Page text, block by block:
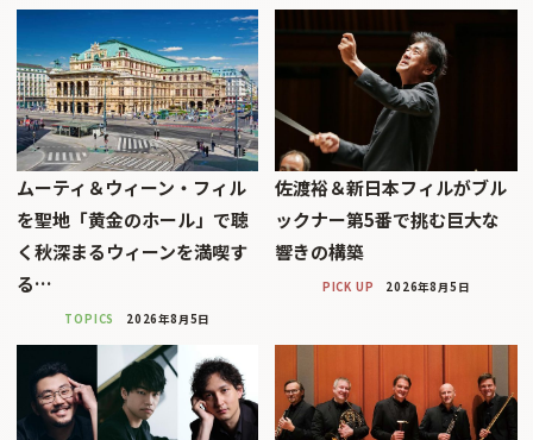
ムーティ＆ウィーン・フィル
を聖地「黄金のホール」で聴
く秋深まるウィーンを満喫す
る…
TOPICS 2026年8月5日
佐渡裕＆新日本フィルがブル
ックナー第5番で挑む巨大な
響きの構築
PICK UP 2026年8月5日